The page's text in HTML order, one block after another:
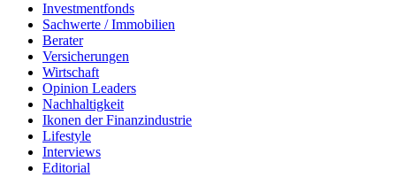
Investmentfonds
Sachwerte / Immobilien
Berater
Versicherungen
Wirtschaft
Opinion Leaders
Nachhaltigkeit
Ikonen der Finanzindustrie
Lifestyle
Interviews
Editorial